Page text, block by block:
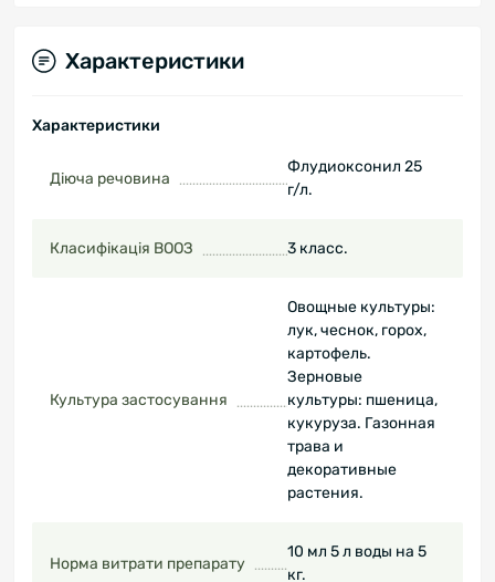
Характеристики
Характеристики
Діюча речовина
Флудиоксонил 25
г/л.
Класифікація ВООЗ 3 класс.
Культура застосування
Овощные культуры:
лук, чеснок, горох,
картофель.
Зерновые
культуры: пшеница,
кукуруза. Газонная
трава и
декоративные
растения.
Норма витрати препарату
10 мл 5 л воды на 5
кг.